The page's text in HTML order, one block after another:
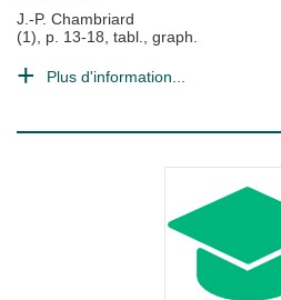
J.-P. Chambriard
(1), p. 13-18, tabl., graph.
Plus d'information...